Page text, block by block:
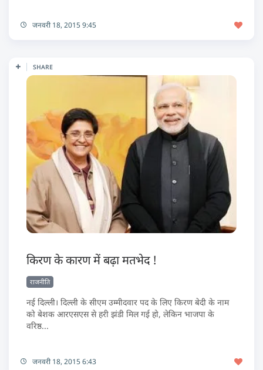
जनवरी 18, 2015 9:45
SHARE
किरण के कारण में बढ़ा मतभेद !
राजनीति
नई दिल्ली। दिल्ली के सीएम उम्मीदवार पद के लिए किरण बेदी के नाम
को बेशक आरएसएस से हरी झंडी मिल गई हो, लेकिन भाजपा के
वरिष्ठ...
जनवरी 18, 2015 6:43